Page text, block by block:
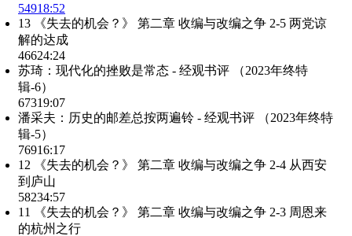
54918:52
13 《失去的机会？》 第二章 收编与改编之争 2-5 两党谅
解的达成
46624:24
苏琦：现代化的挫败是常态 - 经观书评 （2023年终特
辑-6）
67319:07
潘采夫：历史的邮差总按两遍铃 - 经观书评 （2023年终特
辑-5）
76916:17
12 《失去的机会？》 第二章 收编与改编之争 2-4 从西安
到庐山
58234:57
11 《失去的机会？》 第二章 收编与改编之争 2-3 周恩来
的杭州之行